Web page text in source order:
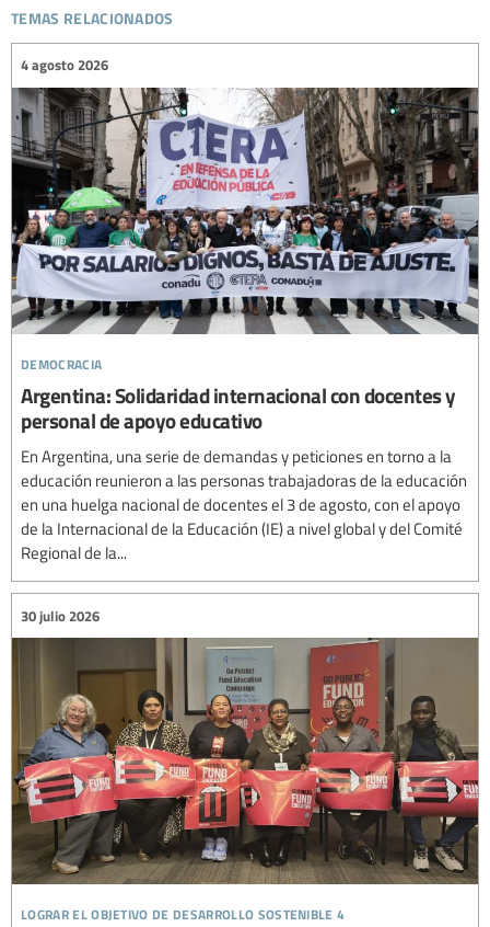
temas relacionados
democracia
4 agosto 2026
Argentina: Solidaridad internacional con docentes y
personal de apoyo educativo
En Argentina, una serie de demandas y peticiones en torno a la
educación reunieron a las personas trabajadoras de la educación
en una huelga nacional de docentes el 3 de agosto, con el apoyo
de la Internacional de la Educación (IE) a nivel global y del Comité
Regional de la...
lograr el objetivo de desarrollo sostenible 4
30 julio 2026